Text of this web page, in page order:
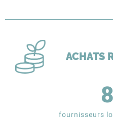
ACHATS
fournisseurs